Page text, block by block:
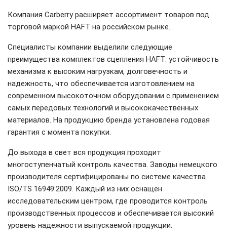
Компания Carberry расширяет ассортимент товаров под
торговой маркой HAFT на российском рынке.
Специалисты компании выделили следующие
преимущества комплектов сцепления HAFT: устойчивость
механизма к высоким нагрузкам, долговечность и
надежность, что обеспечивается изготовлением на
современном высокоточном оборудовании с применением
самых передовых технологий и высококачественных
материалов. На продукцию бренда установлена годовая
гарантия с момента покупки.
До выхода в свет вся продукция проходит
многоступенчатый контроль качества. Заводы немецкого
производителя сертифицированы по системе качества
ISO/TS 16949:2009. Каждый из них оснащен
исследовательским центром, где проводится контроль
производственных процессов и обеспечивается высокий
уровень надежности выпускаемой продукции.